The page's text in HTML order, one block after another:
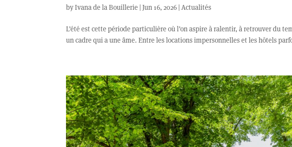
byIvana de la Bouillerie |Jun 16, 2026 |Actualités
L’été est cette période particulière où l’on aspire à ralentir, à retrouver du
un cadre qui a une âme. Entre les locations impersonnelles et les hôtels